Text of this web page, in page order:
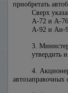
приобретать
Сверх
А-72 и А-76
А-92 и Аи-
3.
утвердить
4.
автозаправочных